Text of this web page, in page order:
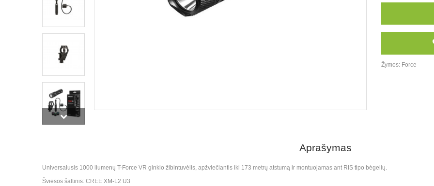
Žymos: Force
Aprašymas
Universalusis 1000 liumenų T-Force VR ginklo žibintuvėlis, apžviečiantis iki 173 metrų atstumą ir montuojamas ant RIS tipo bėgelių.
Šviesos šaltinis: CREE XM-L2 U3